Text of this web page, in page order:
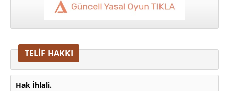
TELİF HAKKI
Hak İhlali.